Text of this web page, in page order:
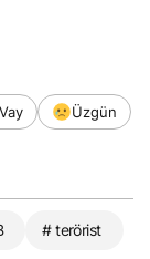
Vay
Üzgün
# terörist